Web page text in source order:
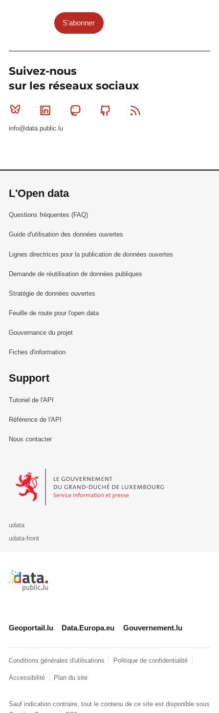
S'abonner
Suivez-nous
sur les réseaux sociaux
Bluesky Linkedin MastodonGithub
info@data.public.lu
L'Open data
Questions fréquentes (FAQ)
Guide d'utilisation des données ouvertes
Lignes directrices pour la publication de données ouvertes
Demande de réutilisation de données publiques
Stratégie de données ouvertes
Feuille de route pour l'open data
Gouvernance du projet
Fiches d'information
Support
Tutoriel de l'API
Référence de l'API
Nous contacter
Le Gouvernement du Grand-Duché de Luxembourg - Service
udata
udata-front
Retour à l'accueil de data.public.lu
Geoportail.lu Data.Europa.eu Gouvernement.lu
Conditions générales d'utilisations Politique de confidentialité
Accessibilité Plan du site
Sauf indication contraire, tout le contenu de ce site est disponible sous